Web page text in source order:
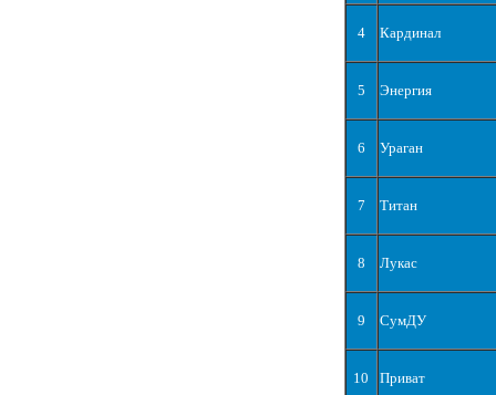
4 Кардинал
5 Энергия
6 Ураган
7 Титан
8 Лукас
9 СумДУ
10 Приват